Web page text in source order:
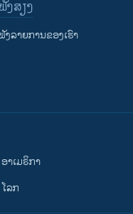
ຟັງສຽງ
ງລາຍການຂອງເຮົາ
ອາເມຣິກາ
ໂລກ